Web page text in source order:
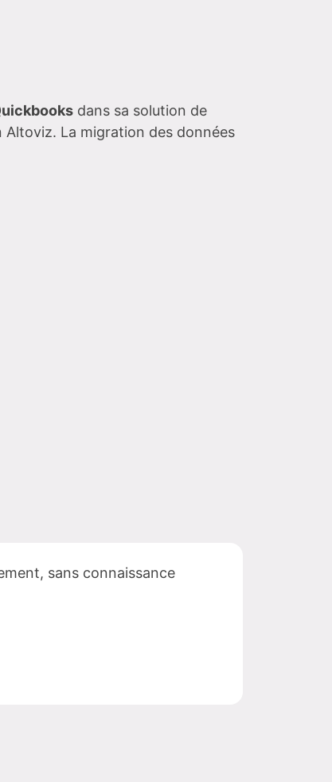
dans sa solution de
Altoviz. La migration des données
sans connaissance